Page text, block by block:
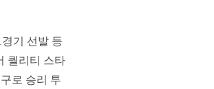
기 선발 등
퀄리티 스타
로 승리 투